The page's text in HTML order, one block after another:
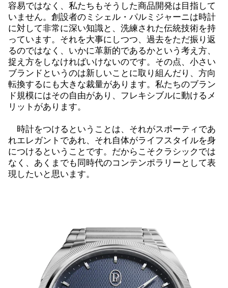
容易ではなく、私たちもそうした商品開発は目指して
いません。創設者のミシェル・パルミジャーニは時計
に対して非常に深い知識と、洗練された伝統技術を持
っています。それを大事にしつつ、過去をただ振り返
るのではなく、いかに革新的であるかという考え方、
捉え方をしなければいけないのです。その点、小さい
ブランドというのは新しいことに取り組んだり、方向
転換するにも大きな裁量があります。私たちのブラン
ド規模にはその自由があり、フレキシブルに動けるメ
リットがあります。
時計をつけるということは、それがスポーティであ
れエレガントであれ、それ自体がライフスタイルを身
につけるということです。だからこそクラシックでは
なく、あくまでも同時代のコンテンポラリーとして表
現したいと思います。